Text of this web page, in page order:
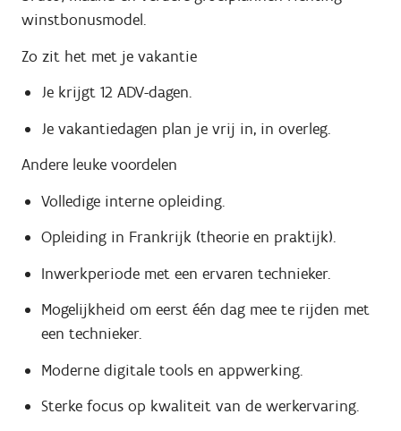
winstbonusmodel.
Zo zit het met je vakantie
Je krijgt 12 ADV-dagen.
Je vakantiedagen plan je vrij in, in overleg.
Andere leuke voordelen
Volledige interne opleiding.
Opleiding in Frankrijk (theorie en praktijk).
Inwerkperiode met een ervaren technieker.
Mogelijkheid om eerst één dag mee te rijden met
een technieker.
Moderne digitale tools en appwerking.
Sterke focus op kwaliteit van de werkervaring.